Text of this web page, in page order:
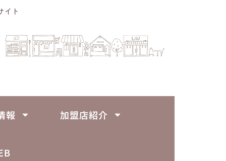
イト
報 加盟店紹介